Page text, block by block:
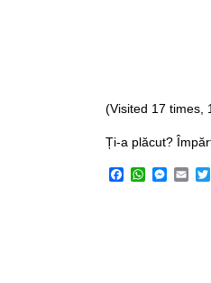
(Visited 17 times,
Ți-a plăcut?
Facebook
WhatsApp